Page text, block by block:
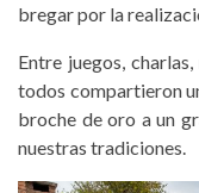
bregar por la
Entre juegos,
todos compartieron
broche de oro a un
nuestras tradiciones.